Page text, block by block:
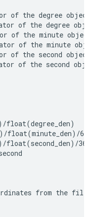
of the degree
of the degree
of the minute
of the minute
of the second
of the second
float(degree_den)
float(minute_den)/60
float(second_den)/
from the file.